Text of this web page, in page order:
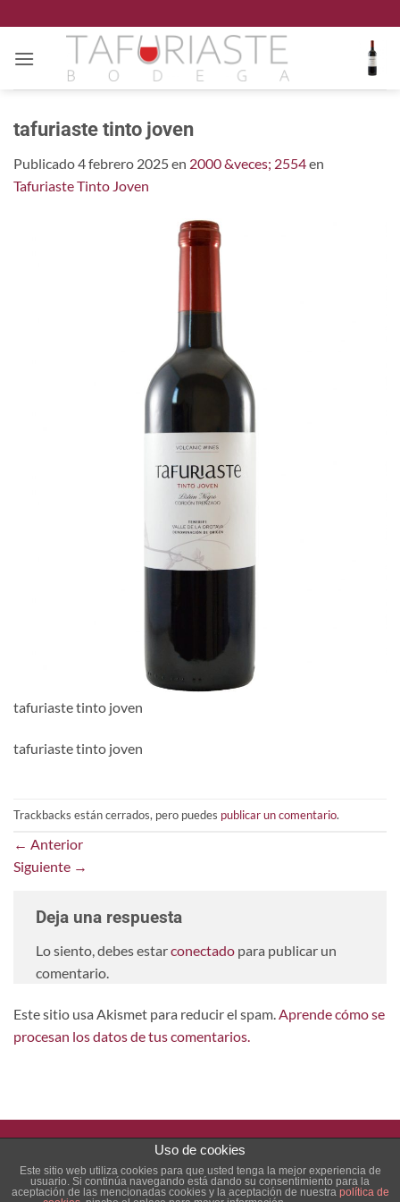
al
contenido
tafuriaste tinto joven
Publicado4 febrero 2025en 2000 &veces; 2554en
Tafuriaste Tinto Joven
tafuriaste tinto joven
tafuriaste tinto joven
Trackbacks están cerrados, pero puedes publicar un comentario.
← Anterior
Siguiente →
Deja una respuesta
Lo siento, debes estarconectado para publicar un
comentario.
Este sitio usa Akismet para reducir el spam.Aprende cómo se
procesan los datos de tus comentarios.
PayPal Stripe
INICIO CHECKOUT CONDICIONES GENERALES
Uso de cookies
Este sitio web utiliza cookies para que usted tenga la mejor experiencia de
usuario. Si continúa navegando está dando su consentimiento para la
aceptación de las mencionadas cookies y la aceptación de nuestra política de